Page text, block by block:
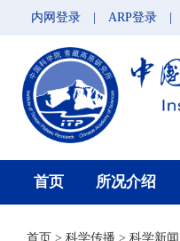
内网登录 ARP登录
首页 所况介绍
首页 > 科学传播 > 科学新闻